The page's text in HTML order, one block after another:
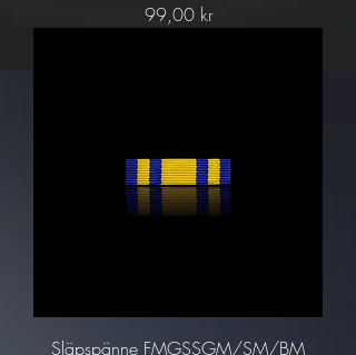
Pris
99,00 kr
Släpspänne FMGSSGM/SM/BM